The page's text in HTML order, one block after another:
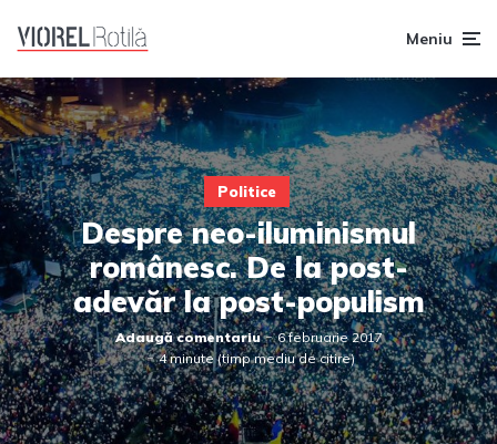
Meniu
Politice
Despre neo-iluminismul
românesc. De la post-
adevăr la post-populism
Adaugă comentariu
6 februarie 2017
4 minute (timp mediu de citire)